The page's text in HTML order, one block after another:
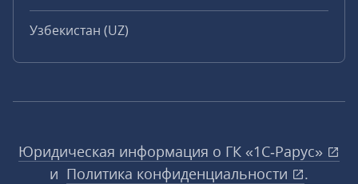
Узбекистан (UZ)
Юридическая информация о ГК «1С‑Рарус»
и Политика конфиденциальности
.